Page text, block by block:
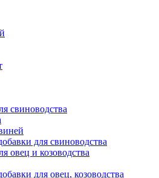
свиноводства
для свиноводства
овец и козоводства
для овец, козоводства